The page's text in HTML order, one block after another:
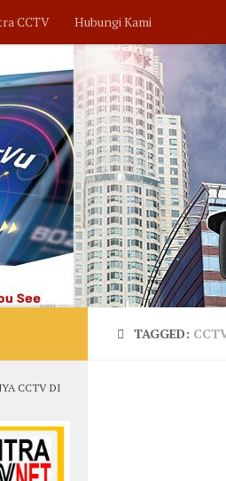
CCTV Hubungi Kami
TAGGED:
CCTV DI